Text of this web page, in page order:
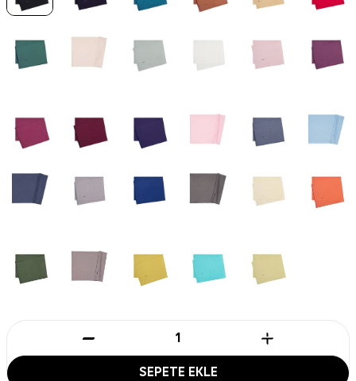
SEPETE EKLE